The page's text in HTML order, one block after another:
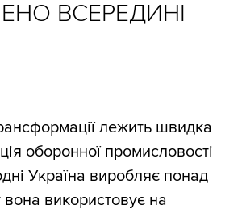
ВСЕРЕДИНІ
лежить швидка
оборонної промисловості
Україна виробляє понад
вона використовує на